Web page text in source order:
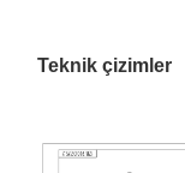
Toplam
Teknik çizimler